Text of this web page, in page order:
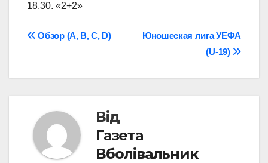
18.30. «2+2»
Навігація
Юношеская лига УЕФА
(U-19)
Обзор (A, B, C, D)
Від
Газета
Вболівальник